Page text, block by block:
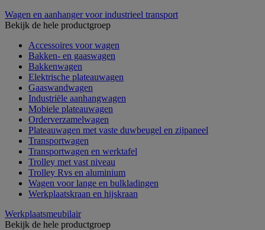
Wagen en aanhanger voor industrieel transport
Bekijk de hele productgroep
Accessoires voor wagen
Bakken- en gaaswagen
Bakkenwagen
Elektrische plateauwagen
Gaaswandwagen
Industriële aanhangwagen
Mobiele plateauwagen
Orderverzamelwagen
Plateauwagen met vaste duwbeugel en zijpaneel
Transportwagen
Transportwagen en werktafel
Trolley met vast niveau
Trolley Rvs en aluminium
Wagen voor lange en bulkladingen
Werkplaatskraan en hijskraan
Werkplaatsmeubilair
Bekijk de hele productgroep